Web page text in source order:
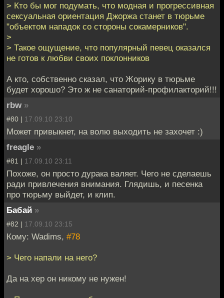
> Кто бы мог подумать, что модная и прогрессивная
сексуальная ориентация Джоржа станет в тюрьме
"объектом нападок со стороны сокамерников".
>
> Такое ощущение, что популярный певец оказался
не готов к любви своих поклонников
А кто, собственно сказал, что Жорику в тюрьме
будет хорошо? Это ж не санаторий-профилакторий!!!
rbw »
#80 | 17.09.10 23:10
Может привыкнет, на волю выходить не захочет :)
freagle »
#81 | 17.09.10 23:11
Похоже, он просто дурака валяет. Чего не сделаешь
ради привлечения внимания. Глядишь, и песенка
про тюрьму выйдет, и клип.
Бабай »
#82 | 17.09.10 23:15
Кому: Wadims, #78
> Чего напали на него?
Да на хер он никому не нужен!